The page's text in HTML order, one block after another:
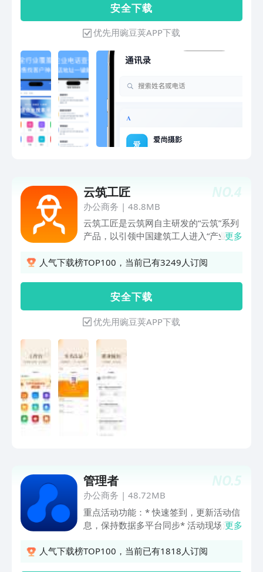
在客户信息，企业名录都能为您的日常业
务拓展提供辅助支持。功能介绍1. 关键
词搜索企业信息支持根据行业、地区或企
业名称等关键词搜索企业黄页信息，并可
将筛选后的数据保存至虚拟通讯录，方便
分类管理与后续跟进。2. 一键筛选联系
电话支持提取并筛选手机号码及固定电话
号码，便于快速整理客户联系方式。3.
自动去重处理系统可自动过滤重复号码信
息，避免重复整理，提高使用效率。虚拟
通讯录独立管理，不影响您的真实物理通
于为销售人员提供更加便捷的信息整理方
式，是您拓展客户资源的实用工具。
安 全 下 载
优先用豌豆荚APP下载
NO.4
云筑工匠
办公商务 | 48.8MB
云筑工匠是云筑网自主研发的“云筑”系列
产品，以引领中国建筑工人进入“产业
人量身打造的建筑产业工人劳务系统。此
场、班组管理等功能，致力于主要支撑劳
务用工实名制推进、技能培训实施和权益
保障机制落实。
更多
人气下载榜TOP100，当前已有3249人订阅
安 全 下 载
优先用豌豆荚APP下载
NO.5
管理者
办公商务 | 48.72MB
重点活动功能：* 快速签到，更新活动信
息，保持数据多平台同步* 活动现场注册
析，例如签到数量，门票收入等* 管理团
更多
人气下载榜TOP100，当前已有1818人订阅